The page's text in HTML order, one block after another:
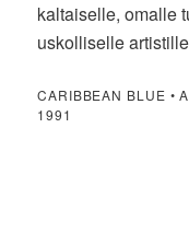
kaltaiselle, omalle
uskolliselle
CARIBBEAN BLUE •
1991